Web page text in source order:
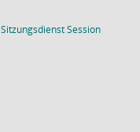
SitzungsdienstSession(Wird in